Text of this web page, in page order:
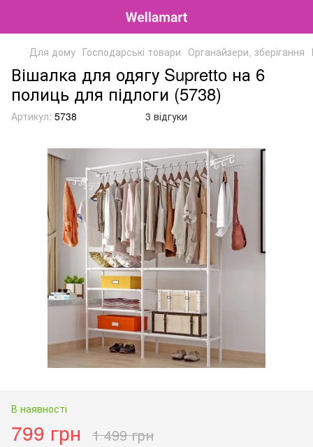
Для дому Господарські товари Органайзери, зберігання
Вішалка для одягу Supretto на 6
полиць для підлоги (5738)
Артикул: 5738 3 відгуки
В наявності
799 грн 1 499 грн